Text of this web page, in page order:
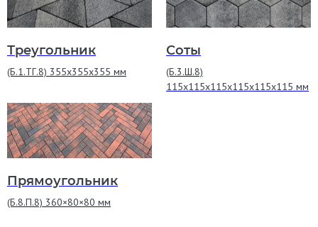
Треугольник
(Б.1.ТГ.8) 355х355х355 мм
Соты
(Б.3.Ш.8)
115х115х115х115х115х115 мм
Прямоугольник
(Б.8.П.8) 360×80×80 мм